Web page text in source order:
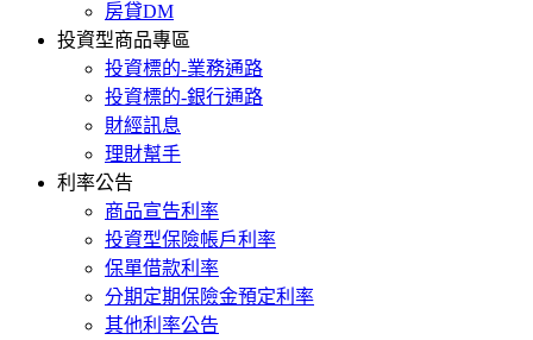
房貸DM
投資型商品專區
投資標的-業務通路
投資標的-銀行通路
財經訊息
理財幫手
利率公告
商品宣告利率
投資型保險帳戶利率
保單借款利率
分期定期保險金預定利率
其他利率公告